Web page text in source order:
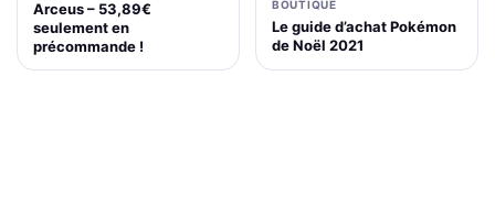
Arceus – 53,89€
seulement en
précommande !
BOUTIQUE
Le guide d’achat Pokémon
de Noël 2021